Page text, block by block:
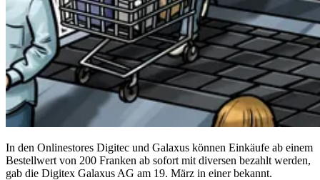
In den Onlinestores Digitec und Galaxus können Einkäufe ab einem
Bestellwert von 200 Franken ab sofort mit diversen bezahlt werden,
gab die Digitex Galaxus AG am 19. März in einer bekannt.